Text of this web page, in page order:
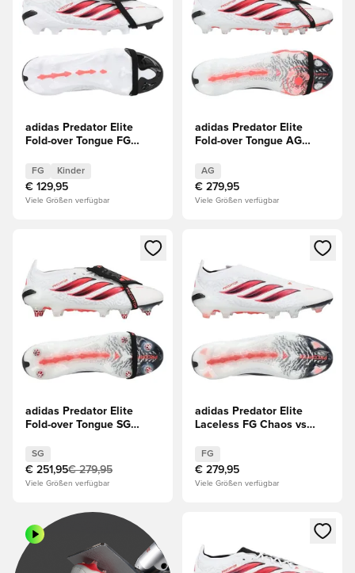
adidas Predator Elite
Fold-over Tongue FG
FG Kinder
€ 129,95
Viele Größen verfügbar
adidas Predator Elite
Fold-over Tongue AG
AG
€ 279,95
Viele Größen verfügbar
Öffnet ein Fenster zum Anmelden oder Registrieren als
adidas Predator Elite
Fold-over Tongue SG
SG
€ 251,95€ 279,95
Viele Größen verfügbar
Öffnet ein Fenster zum
adidas Predator Elite
Laceless FG Chaos vs
FG
€ 279,95
Viele Größen verfügbar
Öffnet ein Fenster zum